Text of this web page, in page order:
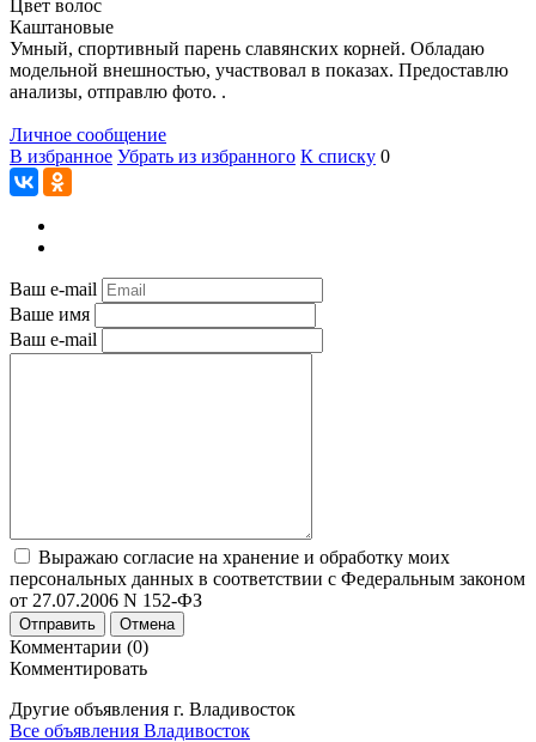
Цвет волос
Каштановые
Умный, спортивный парень славянских корней. Обладаю
модельной внешностью, участвовал в показах. Предоставлю
анализы, отправлю фото. .
Личное сообщение
В избранное Убрать из избранного К списку 0
Ваш e-mail
Ваше имя
Ваш e-mail
Выражаю согласие на хранение и обработку моих
персональных данных в соответствии с Федеральным законом
от 27.07.2006 N 152-ФЗ
Отправить Отмена
Комментарии (0)
Комментировать
Другие объявления г. Владивосток
Все объявления Владивосток